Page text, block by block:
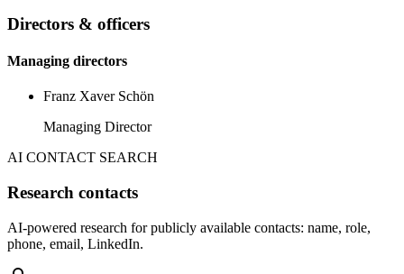
Directors & officers
Managing directors
Franz Xaver Schön
Managing Director
AI CONTACT SEARCH
Research contacts
AI-powered research for publicly available contacts: name, role,
phone, email, LinkedIn.